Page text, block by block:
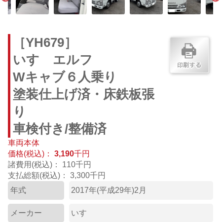
［YH679］
いすゞエルフ
Wキャブ６人乗り
塗装仕上げ済・床鉄板張
り
車検付き/整備済
車両本体
価格(税込)：
3,190千円
諸費用(税込)：
110千円
支払総額(税込)：
3,300千円
年式
2017年(平成29年)2月
メーカー いすゞ